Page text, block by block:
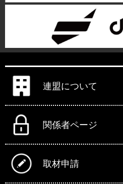
連盟について
関係者ページ
取材申請